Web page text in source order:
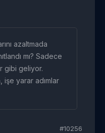
azaltmada
mı? Sadece
gibi geliyor.
işe yarar adımlar
#10256